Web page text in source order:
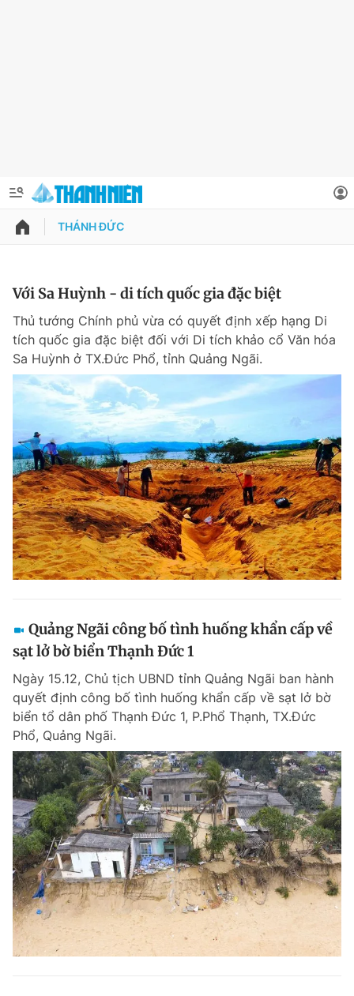
QUẢNG CÁO
Chuyên mục
Chuyên mục khác
Chào ngày mới Tin 24h
Tin thị trường Tin 360
Video Magazine
Sản phẩm khác
Thông tin tòa soạn Liên hệ quảng cáo
Đọc Thanh Niên trên điện thoại
Theo dõi báo trên
Hotline
0906 645 777
Liên hệ quảng cáo
0908 780 404
Thông tin tài khoản
Đổi mật khẩu
Tin đã lưu
Tin đã xem
Đăng xuất
THÁNH ĐỨC
Với Sa Huỳnh - di tích quốc gia đặc biệt
Thủ tướng Chính phủ vừa có quyết định xếp hạng Di
tích quốc gia đặc biệt đối với Di tích khảo cổ Văn hóa
Sa Huỳnh ở TX.Đức Phổ, tỉnh Quảng Ngãi.
Quảng Ngãi công bố tình huống khẩn cấp về
sạt lở bờ biển Thạnh Đức 1
Ngày 15.12, Chủ tịch UBND tỉnh Quảng Ngãi ban hành
quyết định công bố tình huống khẩn cấp về sạt lở bờ
biển tổ dân phố Thạnh Đức 1, P.Phổ Thạnh, TX.Đức
Phổ, Quảng Ngãi.